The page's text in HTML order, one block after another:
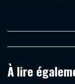
À lire